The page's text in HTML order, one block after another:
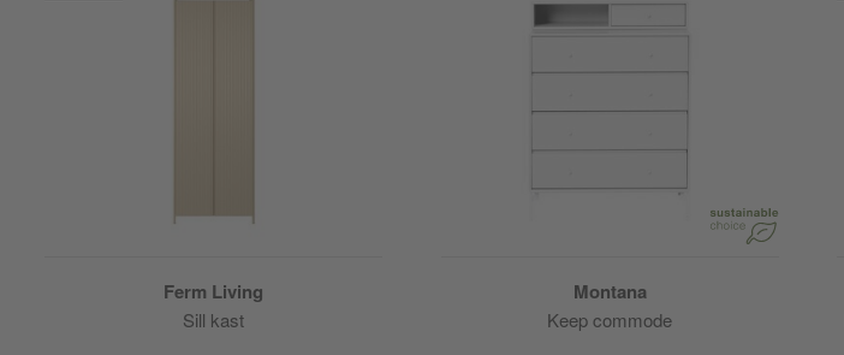
Ferm Living
Sill kast
Montana
Keep commode